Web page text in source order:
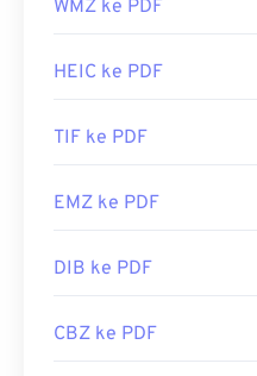
WMZ ke PDF
HEIC ke PDF
TIF ke PDF
EMZ ke PDF
DIB ke PDF
CBZ ke PDF